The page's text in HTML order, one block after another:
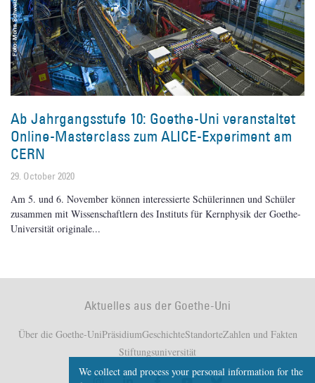
Ab Jahrgangsstufe 10: Goethe-Uni veranstaltet
Online-Masterclass zum ALICE-Experiment am
CERN
29. October 2020
Am 5. und 6. November können interessierte Schülerinnen und Schüler
zusammen mit Wissenschaftlern des Instituts für Kernphysik der Goethe-
Universität originale
Aktuelles aus der Goethe-Uni
Über die Goethe-UniPräsidiumGeschichteStandorteZahlen und Fakten
Stiftungsuniversität
We collect and process your personal information for the